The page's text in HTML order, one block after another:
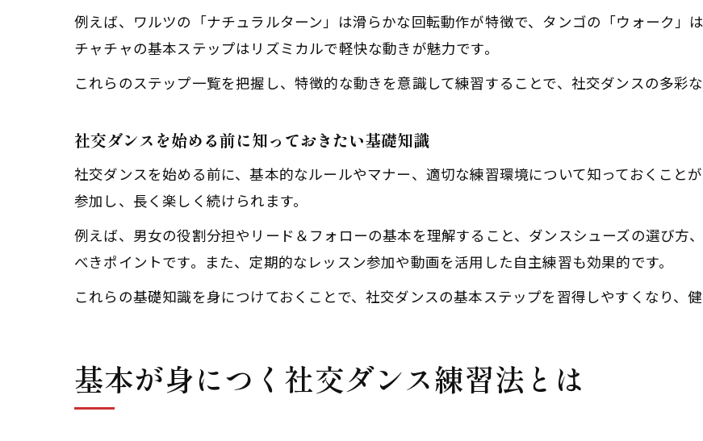
社交ダンス初心者でもできる自宅トレーニング
社交ダンス基本動作の自宅確認ポイント
社交ダンス上達に繋がる自宅練習のコツ
例えば、ワルツの「ナチュラルターン」は滑らかな回転動作が特徴で、タンゴの「ウォーク」
チャチャの基本ステップはリズミカルで軽快な動きが魅力です。
これらのステップ一覧を把握し、特徴的な動きを意識して練習することで、社交ダンスの多彩
社交ダンスを始める前に知っておきたい基礎知識
社交ダンスを始める前に、基本的なルールやマナー、適切な練習環境について知っておくこと
参加し、長く楽しく続けられます。
例えば、男女の役割分担やリード＆フォローの基本を理解すること、ダンスシューズの選び方
べきポイントです。また、定期的なレッスン参加や動画を活用した自主練習も効果的です。
これらの基礎知識を身につけておくことで、社交ダンスの基本ステップを習得しやすくなり、
基本が身につく社交ダンス練習法とは
体験レッスン後、その場でご入会で1,000円引！
体験レッスン後、その場でご入会で1,000円引！